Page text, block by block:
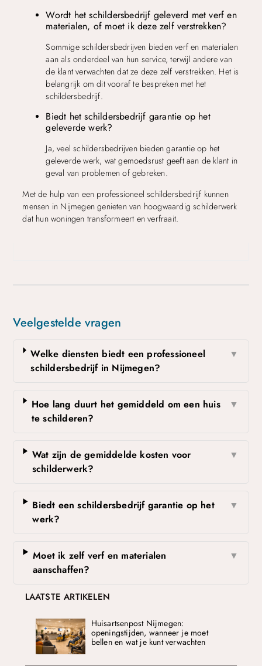
Wordt het schildersbedrijf geleverd met verf en
materialen, of moet ik deze zelf verstrekken?
Sommige schildersbedrijven bieden verf en materialen
aan als onderdeel van hun service, terwijl andere van
de klant verwachten dat ze deze zelf verstrekken. Het is
belangrijk om dit vooraf te bespreken met het
schildersbedrijf.
Biedt het schildersbedrijf garantie op het
geleverde werk?
Ja, veel schildersbedrijven bieden garantie op het
geleverde werk, wat gemoedsrust geeft aan de klant in
geval van problemen of gebreken.
Met de hulp van een professioneel schildersbedrijf kunnen
mensen in Nijmegen genieten van hoogwaardig schilderwerk
dat hun woningen transformeert en verfraait.
Veelgestelde vragen
Welke diensten biedt een professioneel
schildersbedrijf in Nijmegen?
▼
Hoe lang duurt het gemiddeld om een huis
te schilderen?
▼
Wat zijn de gemiddelde kosten voor
schilderwerk?
▼
Biedt een schildersbedrijf garantie op het
werk?
▼
Moet ik zelf verf en materialen
aanschaffen?
▼
LAATSTE ARTIKELEN
Huisartsenpost Nijmegen:
openingstijden, wanneer je moet
bellen en wat je kunt verwachten